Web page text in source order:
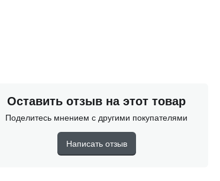
Оставить отзыв на этот товар
Поделитесь мнением с другими покупателями
Написать отзыв